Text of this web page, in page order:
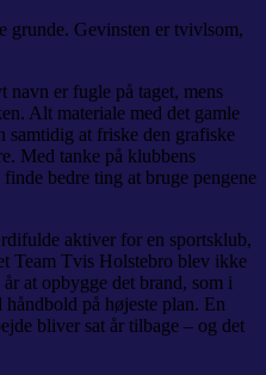
grunde. Gevinsten er tvivlsom,
navn er fugle på taget, mens
Alt materiale med det gamle
samtidig at friske den grafiske
Med tanke på klubbens
bedre ting at bruge pengene
aktiver for en sportsklub,
Team Tvis Holstebro blev ikke
at opbygge det brand, som i
på højeste plan. En
bliver sat år tilbage – og det